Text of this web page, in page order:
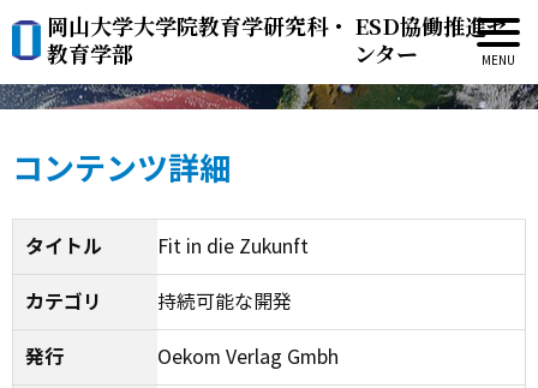
岡山大学大学院教育学研究科・
教育学部
ESD協働推進セ
ンター
Fit in die Zukunft
コンテンツ詳細
タイトル Fit in die Zukunft
カテゴリ 持続可能な開発
発行 Oekom Verlag Gmbh